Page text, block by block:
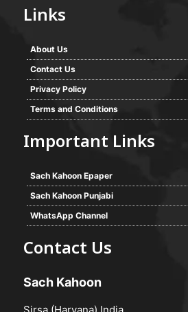
Links
About Us
Contact Us
Privacy Policy
Terms and Conditions
Important Links
Sach Kahoon Epaper
Sach Kahoon Punjabi
WhatsApp Channel
Contact Us
Sach Kahoon